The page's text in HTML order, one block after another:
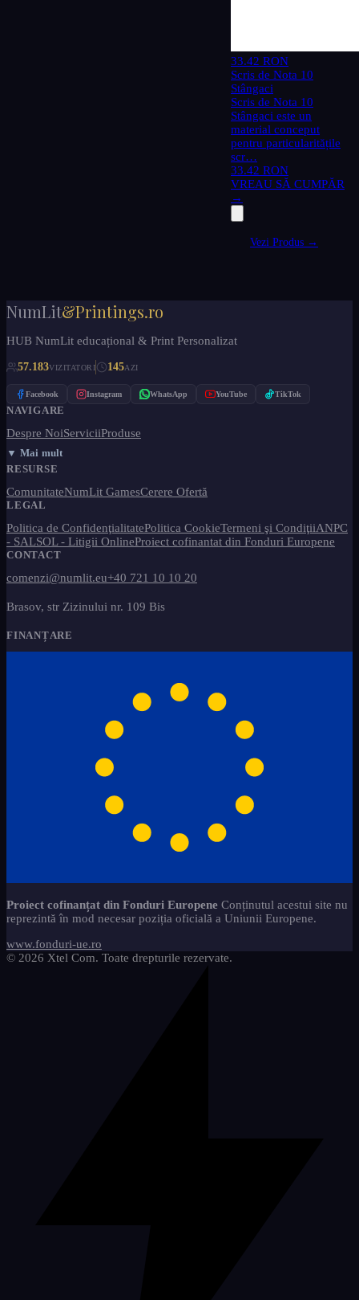
33.42 RON
Scris de Nota 10
Stângaci
Scris de Nota 10
Stângaci este un
material conceput
pentru particularitățile
scr…
33.42 RON
VREAU SĂ CUMPĂR
→
Vezi Produs →
NumLit&Printings.ro
HUB NumLit educațional & Print Personalizat
57.183VIZITATORI 145AZI
Facebook Instagram WhatsApp YouTube TikTok
NAVIGARE
Despre NoiServiciiProduse
▼ Mai mult
RESURSE
ComunitateNumLit GamesCerere Ofertă
LEGAL
Politica de ConfidenţialitatePolitica CookieTermeni şi CondiţiiANPC
- SALSOL - Litigii OnlineProiect cofinantat din Fonduri Europene
CONTACT
comenzi@numlit.eu+40 721 10 10 20
Brasov, str Zizinului nr. 109 Bis
FINANȚARE
Proiect cofinanțat din Fonduri Europene Conținutul acestui site nu
reprezintă în mod necesar poziția oficială a Uniunii Europene.
www.fonduri-ue.ro
© 2026 Xtel Com. Toate drepturile rezervate.